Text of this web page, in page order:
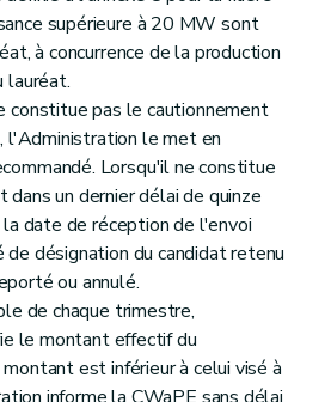
supérieure à 20 MW sont
à concurrence de la production
lauréat.
constitue pas le cautionnement
l'Administration le met en
Lorsqu'il ne constitue
un dernier délai de quinze
date de réception de l'envoi
désignation du candidat retenu
ou annulé.
de chaque trimestre,
le montant effectif du
est inférieur à celui visé à